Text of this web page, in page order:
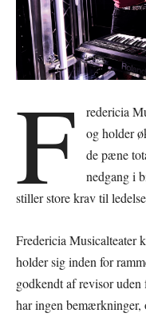
F
redericia
og holder
de pæne
nedgang i
stiller store krav til
Fredericia Musicalteater
holder sig inden for
godkendt af revisor
har ingen bemærkninger,